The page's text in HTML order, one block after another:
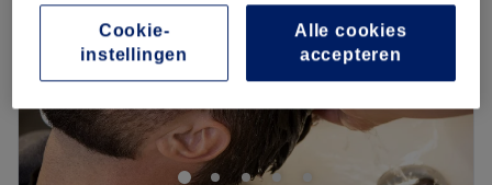
Zaterdag
10:00–17:00
Zondag
Gesloten
bezoek aan de kapper? Bij Kapsalon Erbil aan de
Lessepsstraat in Utrecht zijn ze iedere dag enthousiast en
gepassioneerd met hun vak bezig. Ze doen niets liever
Alle cookies
accepteren
Cookie-
instellingen